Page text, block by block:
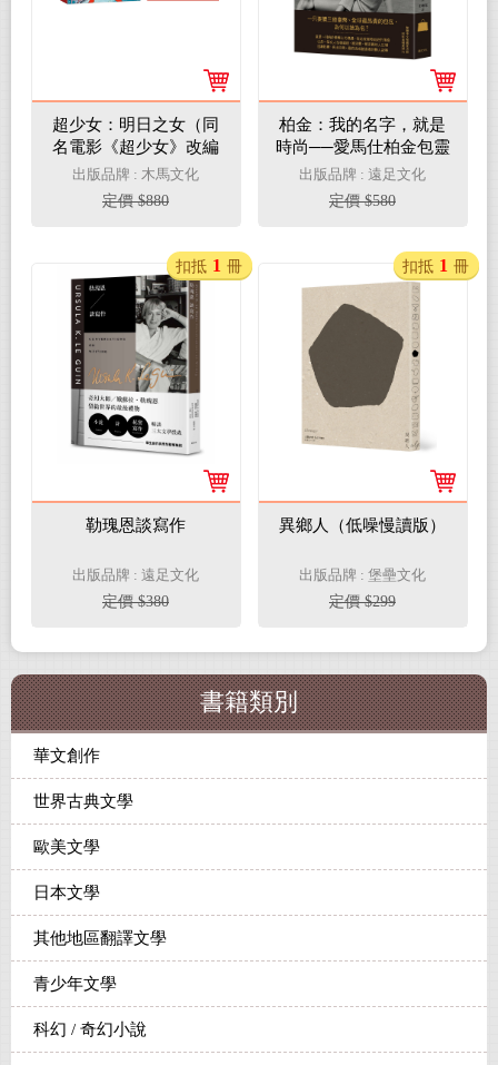
超少女：明日之女（同
名電影《超少女》改編
原著，隨書附封面海
報）
出版品牌 : 木馬文化
定價 $880
柏金：我的名字，就是
時尚──愛馬仕柏金包靈
魂人物Jane Birkin的自
由與反叛
出版品牌 : 遠足文化
定價 $580
勒瑰恩談寫作
出版品牌 : 遠足文化
定價 $380
扣抵 1 冊
異鄉人（低噪慢讀版）
出版品牌 : 堡壘文化
定價 $299
扣抵 1 冊
書籍類別
華文創作
世界古典文學
歐美文學
日本文學
其他地區翻譯文學
青少年文學
科幻 / 奇幻小說